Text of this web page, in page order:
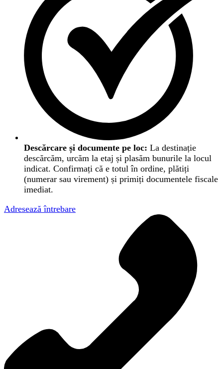
Descărcare și documente pe loc: La destinație
descărcăm, urcăm la etaj și plasăm bunurile la locul
indicat. Confirmați că e totul în ordine, plătiți
(numerar sau virement) și primiți documentele fiscale
imediat.
Adresează întrebare